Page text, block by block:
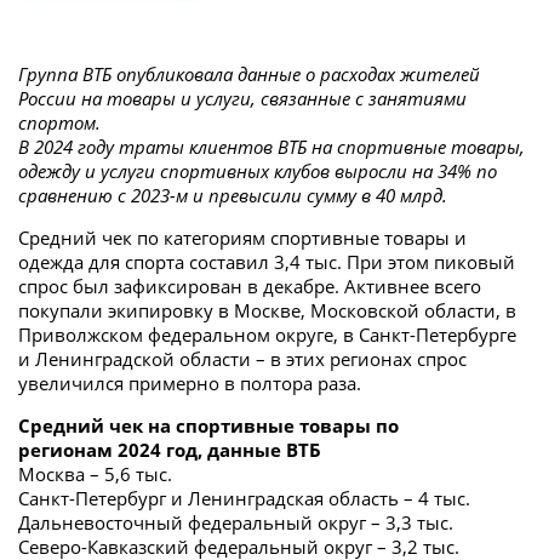
Группа ВТБ опубликовала данные о расходах жителей
России на товары и услуги, связанные с занятиями
спортом.
В 2024 году траты клиентов ВТБ на спортивные товары,
одежду и услуги спортивных клубов выросли на 34% по
сравнению с 2023-м и превысили сумму в 40 млрд.
Средний чек по категориям спортивные товары и
одежда для спорта составил 3,4 тыс. При этом пиковый
спрос был зафиксирован в декабре. Активнее всего
покупали экипировку в Москве, Московской области, в
Приволжском федеральном округе, в Санкт-Петербурге
и Ленинградской области – в этих регионах спрос
увеличился примерно в полтора раза.
Средний чек на спортивные товары по
регионам 2024 год, данные ВТБ
Москва – 5,6 тыс.
Санкт-Петербург и Ленинградская область – 4 тыс.
Дальневосточный федеральный округ – 3,3 тыс.
Северо-Кавказский федеральный округ – 3,2 тыс.